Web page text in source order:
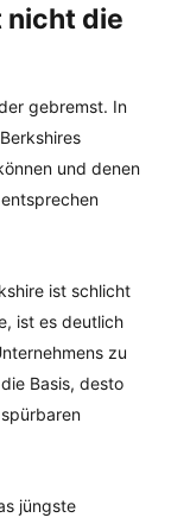
nicht die
gebremst. In
und denen
ist schlicht
ist es deutlich
zu
Basis, desto
jüngste